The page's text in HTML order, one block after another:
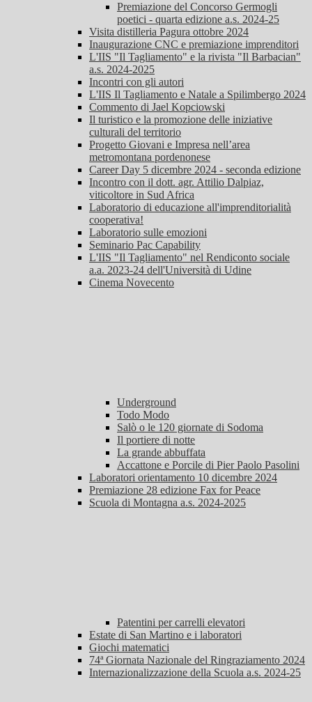
Premiazione del Concorso Germogli
poetici - quarta edizione a.s. 2024-25
Visita distilleria Pagura ottobre 2024
Inaugurazione CNC e premiazione imprenditori
L'IIS "Il Tagliamento" e la rivista "Il Barbacian"
a.s. 2024-2025
Incontri con gli autori
L'IIS Il Tagliamento e Natale a Spilimbergo 2024
Commento di Jael Kopciowski
Il turistico e la promozione delle iniziative
culturali del territorio
Progetto Giovani e Impresa nell’area
metromontana pordenonese
Career Day 5 dicembre 2024 - seconda edizione
Incontro con il dott. agr. Attilio Dalpiaz,
viticoltore in Sud Africa
Laboratorio di educazione all'imprenditorialità
cooperativa!
Laboratorio sulle emozioni
Seminario Pac Capability
L'IIS "Il Tagliamento" nel Rendiconto sociale
a.a. 2023-24 dell'Università di Udine
Cinema Novecento
Underground
Todo Modo
Salò o le 120 giornate di Sodoma
Il portiere di notte
La grande abbuffata
Accattone e Porcile di Pier Paolo Pasolini
Laboratori orientamento 10 dicembre 2024
Premiazione 28 edizione Fax for Peace
Scuola di Montagna a.s. 2024-2025
Patentini per carrelli elevatori
Estate di San Martino e i laboratori
Giochi matematici
74ª Giornata Nazionale del Ringraziamento 2024
Internazionalizzazione della Scuola a.s. 2024-25